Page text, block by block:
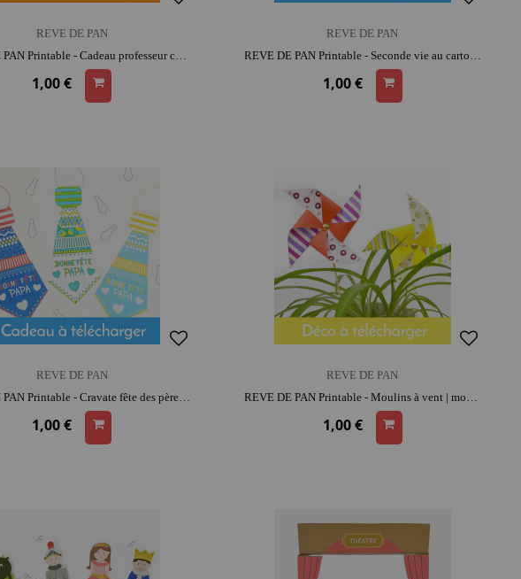
REVE DE PAN
REVE DE PAN Printable - Cadeau professeur connecté | moment créatif apaisant | moment convivial
1,00 €
REVE DE PAN
REVE DE PAN Printable - Seconde vie au carton - Le garage automobile | moment créatif apaisant | histoires et jeu narratif
1,00 €
REVE DE PAN
REVE DE PAN Printable - Cravate fête des pères | moment créatif apaisant | moment convivial
1,00 €
REVE DE PAN
REVE DE PAN Printable - Moulins à vent | moment créatif apaisant
1,00 €